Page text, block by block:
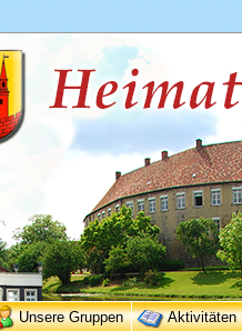
Unsere Gruppen Aktivitäten